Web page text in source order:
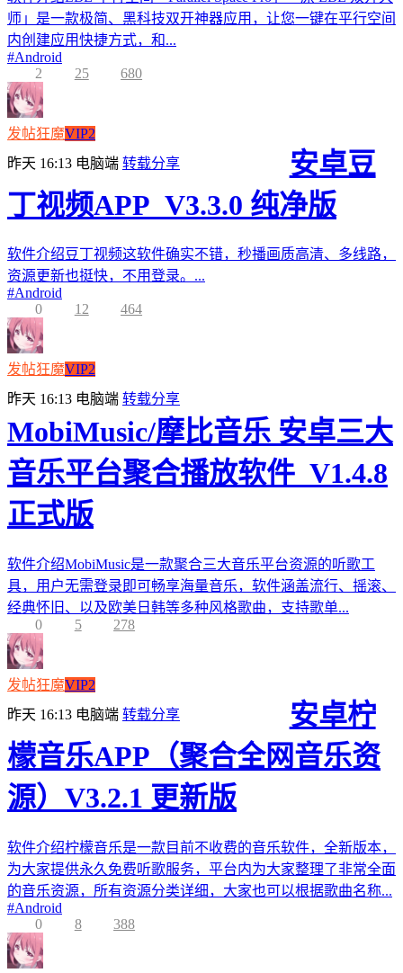
师」是一款极简、黑科技双开神器应用，让您一键在平行空间
内创建应用快捷方式，和...
#Android
2
25 680
发帖狂魔VIP2
昨天 16:13 电脑端 转载分享
安卓豆
丁视频APP_V3.3.0 纯净版
软件介绍豆丁视频这软件确实不错，秒播画质高清、多线路，
资源更新也挺快，不用登录。...
#Android
0
12 464
发帖狂魔VIP2
昨天 16:13 电脑端 转载分享
MobiMusic/摩比音乐 安卓三大
音乐平台聚合播放软件_V1.4.8
正式版
软件介绍MobiMusic是一款聚合三大音乐平台资源的听歌工
具，用户无需登录即可畅享海量音乐，软件涵盖流行、摇滚、
经典怀旧、以及欧美日韩等多种风格歌曲，支持歌单...
0
5 278
发帖狂魔VIP2
昨天 16:13 电脑端 转载分享
安卓柠
檬音乐APP（聚合全网音乐资
源）V3.2.1 更新版
软件介绍柠檬音乐是一款目前不收费的音乐软件，全新版本，
为大家提供永久免费听歌服务，平台内为大家整理了非常全面
的音乐资源，所有资源分类详细，大家也可以根据歌曲名称...
#Android
0
8 388